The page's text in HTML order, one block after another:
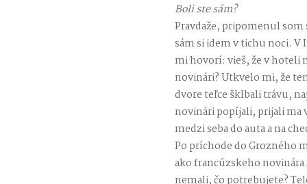
Boli ste sám?
Pravdaže, pripomenul
sám si idem v tichu noci.
mi hovorí: vieš, že v hoteli
novinári? Utkvelo mi, že
dvore teľce šklbali trávu,
novinári popíjali, prijali ma
medzi seba do auta a na
Po príchode do Grozného
ako francúzskeho
nemali, čo potrebujete?